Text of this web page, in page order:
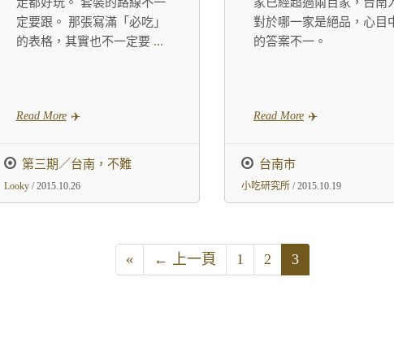
定要跟。 那張寫滿「必吃」
的表格，其實也不一定要...
Read More
第三期／台南，不難
Looky/ 2015.10.26
對於哪一家是絕品，心目
的答案不一。
Read More
台南市
小吃研究所 / 2015.10.19
« ← 上一頁 1 2 3